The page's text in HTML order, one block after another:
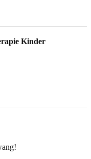
Kinder